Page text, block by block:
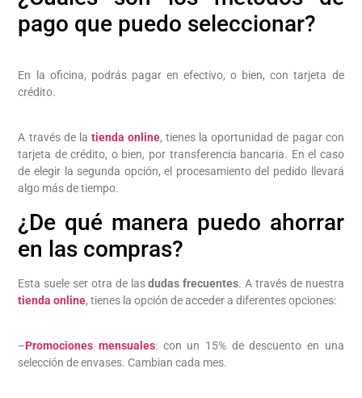
pago que puedo seleccionar?
En la oficina, podrás pagar en efectivo, o bien, con tarjeta de
crédito.
A través de la tienda online, tienes la oportunidad de pagar con
tarjeta de crédito, o bien, por transferencia bancaria. En el caso
de elegir la segunda opción, el procesamiento del pedido llevará
algo más de tiempo.
¿De qué manera puedo ahorrar
en las compras?
Esta suele ser otra de lasdudas frecuentes. A través de nuestra
tienda online, tienes la opción de acceder a diferentes opciones:
–Promociones mensuales: con un 15% de descuento en una
selección de envases. Cambian cada mes.